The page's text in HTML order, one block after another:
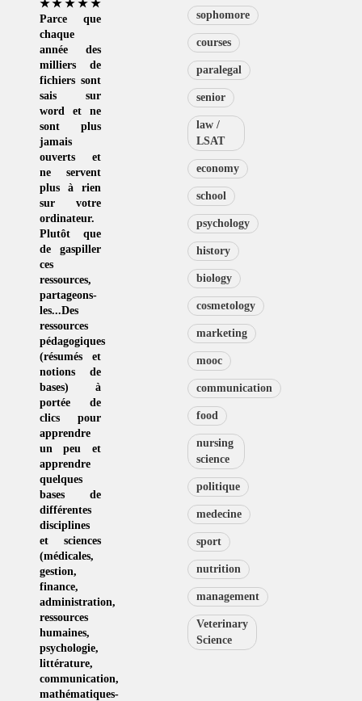
★★★★★
Parce que
chaque
année des
milliers de
fichiers sont
sais sur
word et ne
sont plus
jamais
ouverts et
ne servent
plus à rien
sur votre
ordinateur.
Plutôt que
de gaspiller
ces
ressources,
partageons-
les...Des
ressources
pédagogiques
(résumés et
notions de
bases) à
portée de
clics pour
apprendre
un peu et
apprendre
quelques
bases de
différentes
disciplines
et sciences
(médicales,
gestion,
finance,
administration,
ressources
humaines,
psychologie,
littérature,
communication,
mathématiques-
sophomore
courses
paralegal
senior
law /
LSAT
economy
school
psychology
history
biology
cosmetology
marketing
mooc
communication
food
nursing
science
politique
medecine
sport
nutrition
management
Veterinary
Science